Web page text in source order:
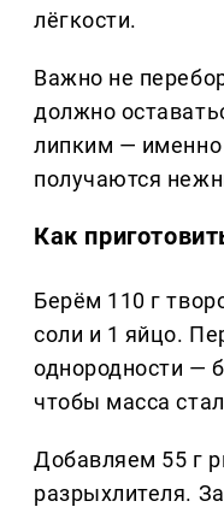
лёгкости.
Важно не
должно
липким —
получаются
Как
Берём 110 г
соли и 1 яйцо.
однородности —
чтобы масса
Добавляем 55 г
разрыхлителя.